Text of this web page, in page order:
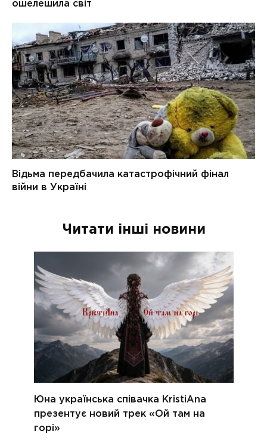
Читати інші новини
Юна українська співачка KristiAna
презентує новий трек «Ой там на
горі»